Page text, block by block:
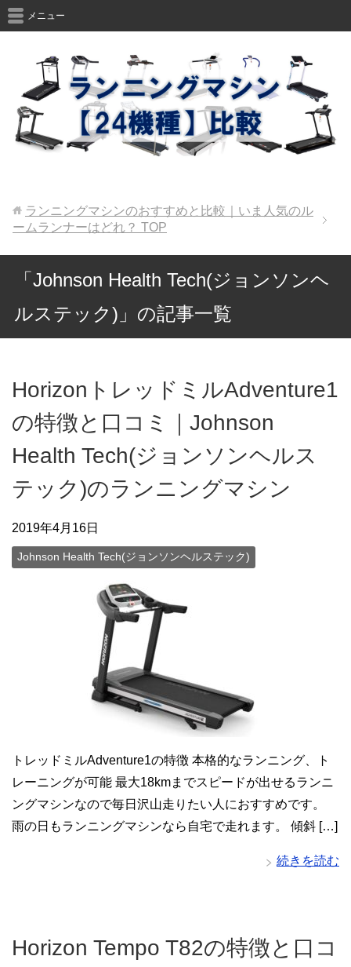
メニュー
ランニングマシンのおすすめと比較｜いま人気のル
ームランナーはどれ？ TOP
「Johnson Health Tech(ジョンソンヘ
ルステック)」の記事一覧
HorizonトレッドミルAdventure1
の特徴と口コミ｜Johnson
Health Tech(ジョンソンヘルス
テック)のランニングマシン
2019年4月16日
Johnson Health Tech(ジョンソンヘルステック)
トレッドミルAdventure1の特徴 本格的なランニング、ト
レーニングが可能 最大18kmまでスピードが出せるランニ
ングマシンなので毎日沢山走りたい人におすすめです。
雨の日もランニングマシンなら自宅で走れます。 傾斜 […]
続きを読む
Horizon Tempo T82の特徴と口コ